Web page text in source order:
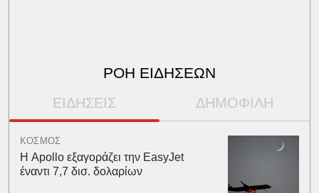
ΡΟΗ ΕΙΔΗΣΕΩΝ
ΕΙΔΗΣΕΙΣ ΔΗΜΟΦΙΛΗ
ΚΟΣΜΟΣ
Η Apollo εξαγοράζει την EasyJet
έναντι 7,7 δισ. δολαρίων